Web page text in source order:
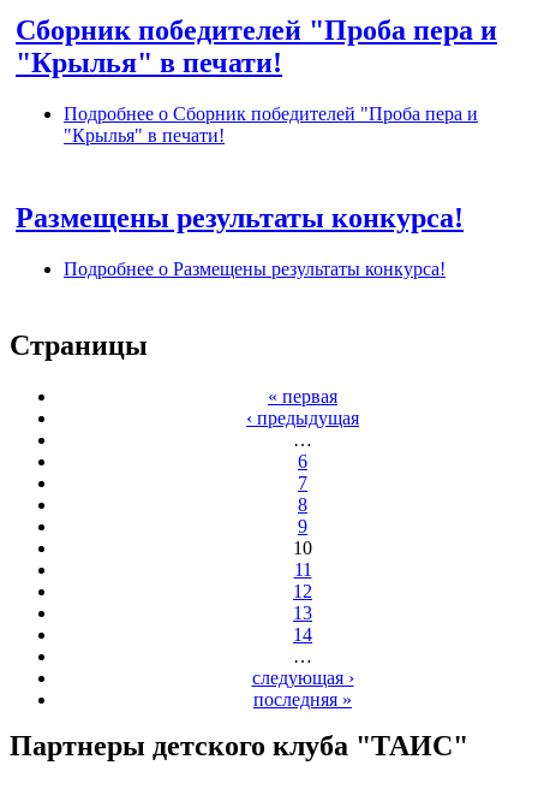
Сборник победителей "Проба пера и
"Крылья" в печати!
Подробнее о Сборник победителей "Проба пера и
"Крылья" в печати!
Размещены результаты конкурса!
Подробнее о Размещены результаты конкурса!
Страницы
« первая
‹ предыдущая
…
6
7
8
9
10
11
12
13
14
…
следующая ›
последняя »
Партнеры детского клуба "ТАИС"